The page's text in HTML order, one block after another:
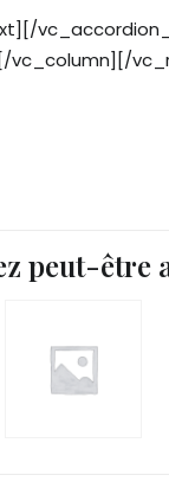
vc_column][/
peut-être